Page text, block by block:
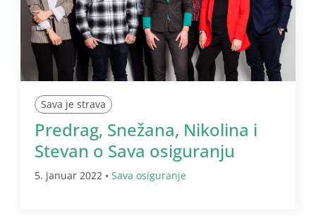
Sava je strava
Predrag, Snežana, Nikolina i
Stevan o Sava osiguranju
5. januar 2022 • Sava osiguranje